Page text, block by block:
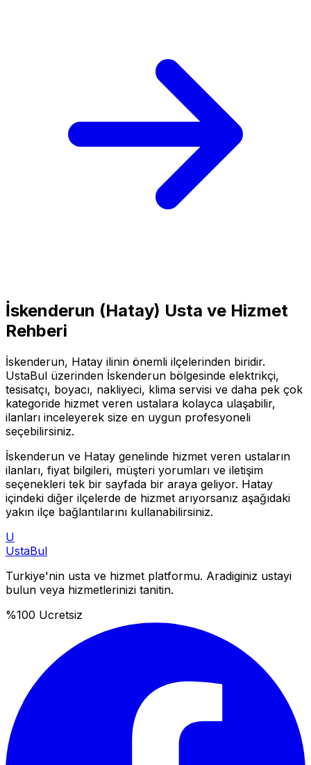
İskenderun (Hatay) Usta ve Hizmet
Rehberi
İskenderun, Hatay ilinin önemli ilçelerinden biridir.
UstaBul üzerinden İskenderun bölgesinde elektrikçi,
tesisatçı, boyacı, nakliyeci, klima servisi ve daha pek çok
kategoride hizmet veren ustalara kolayca ulaşabilir,
ilanları inceleyerek size en uygun profesyoneli
seçebilirsiniz.
İskenderun ve Hatay genelinde hizmet veren ustaların
ilanları, fiyat bilgileri, müşteri yorumları ve iletişim
seçenekleri tek bir sayfada bir araya geliyor. Hatay
içindeki diğer ilçelerde de hizmet arıyorsanız aşağıdaki
yakın ilçe bağlantılarını kullanabilirsiniz.
U
UstaBul
Turkiye'nin usta ve hizmet platformu. Aradiginiz ustayi
bulun veya hizmetlerinizi tanitin.
%100 Ucretsiz